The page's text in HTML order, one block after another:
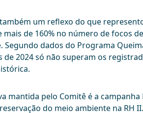
um reflexo do que
de 160% no número de focos
Segundo dados do Programa
de 2024 só não superam os
mantida pelo Comitê é a
do meio ambiente na RH